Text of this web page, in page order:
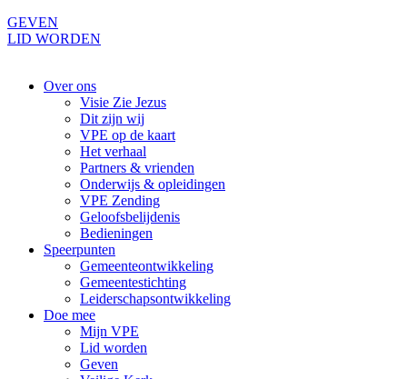
GEVEN
LID WORDEN
Over ons
Visie Zie Jezus
Dit zijn wij
VPE op de kaart
Het verhaal
Partners & vrienden
Onderwijs & opleidingen
VPE Zending
Geloofsbelijdenis
Bedieningen
Speerpunten
Gemeenteontwikkeling
Gemeentestichting
Leiderschapsontwikkeling
Doe mee
Mijn VPE
Lid worden
Geven